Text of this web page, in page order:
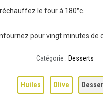
le four à 180°c.
pour vingt minutes de
Catégorie : Desserts
Huiles Olive